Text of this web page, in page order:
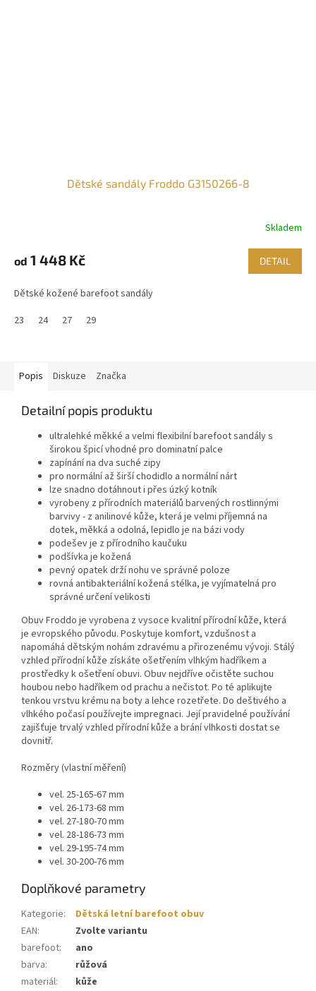
Dětské sandály Froddo G3150266-8
Skladem
od 1 448 Kč DETAIL
Dětské kožené barefoot sandály
23
24 27 29
Popis Diskuze Značka
Detailní popis produktu
ultralehké měkké a velmi flexibilní barefoot sandály s
širokou špicí vhodné pro dominatní palce
zapínání na dva suché zipy
pro normální až širší chodidlo a normální nárt
lze snadno dotáhnout i přes úzký kotník
vyrobeny z přírodních materiálů barvených rostlinnými
barvivy - z anilinové kůže, která je velmi příjemná na
dotek, měkká a odolná, lepidlo je na bázi vody
podešev je z přírodního kaučuku
podšívka je kožená
pevný opatek drží nohu ve správné poloze
rovná antibakteriální kožená stélka, je vyjímatelná pro
správné určení velikosti
Obuv Froddo je vyrobena z vysoce kvalitní přírodní kůže, která
je evropského původu. Poskytuje komfort, vzdušnost a
napomáhá dětským nohám zdravému a přirozenému vývoji. Stálý
vzhled přírodní kůže získáte ošetřením vlhkým hadříkem a
prostředky k ošetření obuvi. Obuv nejdříve očistěte suchou
houbou nebo hadříkem od prachu a nečistot. Po té aplikujte
tenkou vrstvu krému na boty a lehce rozetřete. Do deštivého a
vlhkého počasí používejte impregnaci. Její pravidelné používání
zajišťuje trvalý vzhled přírodní kůže a brání vlhkosti dostat se
dovnitř.
Rozměry (vlastní měření)
vel. 25-165-67 mm
vel. 26-173-68 mm
vel. 27-180-70 mm
vel. 28-186-73 mm
vel. 29-195-74 mm
vel. 30-200-76 mm
Doplňkové parametry
Kategorie:
Dětská letní barefoot obuv
EAN:
Zvolte variantu
barefoot:
ano
barva:
růžová
materiál:
kůže